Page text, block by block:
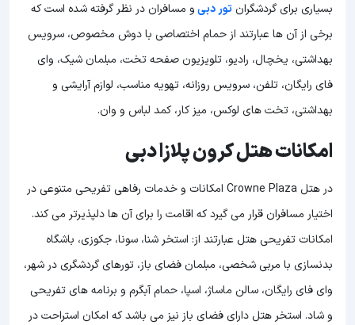
بسیاری برای گردشگران تور دبیو مسافران در نظر گرفته شده است که
برخی از آن ها عبارتند از حمام اختصاصی با دوش مخصوص، سرویس
بهداشتی، یخچال، رادیو، تلویزیون صفحه تخت، مبلمان شیک، وای
فای رایگان، تلفن، سرویس روزانه، تهویه مناسب، لوازم آرایشی و
بهداشتی، تخت های لوکس، میز کار، کمد لباس و وان.
امکانات هتل کرون پلازا دبی
در هتل Crowne Plaza امکانات و خدمات رفاهی تفریحی متنوعی در
اختیار مسافران قرار می گیرد که اقامت را برای آن ها دلپذیرتر می کند.
امکانات تفریحی هتل عبارتند از: استخر شنا، سونا، جکوزی، باشگاه
بدنسازی با مربی شخصی، مبلمان فضای باز، تورهای گردشگری در شهر،
وای فای رایگان، سالن ماساژ، اسپا، حمام آبگرم و برنامه های تفریحی
و شاد. استخر هتل دارای فضای باز نیز می باشد که امکان استراحت در